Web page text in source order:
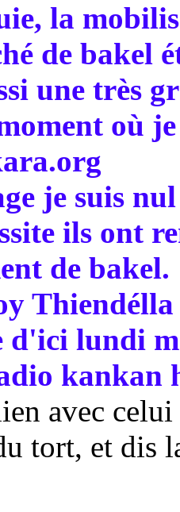
la
de bakel
une très
où
je suis
ils ont
de bakel.
d'ici lundi
avec
tort, et dis